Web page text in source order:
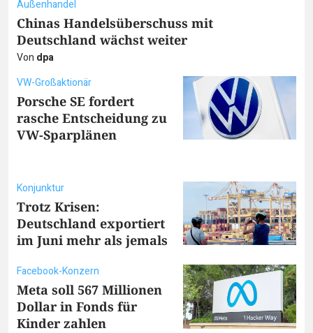
Außenhandel
Chinas Handelsüberschuss mit
Deutschland wächst weiter
Von dpa
VW-Großaktionär
Porsche SE fordert
rasche Entscheidung zu
VW-Sparplänen
Konjunktur
Trotz Krisen:
Deutschland exportiert
im Juni mehr als jemals
Facebook-Konzern
Meta soll 567 Millionen
Dollar in Fonds für
Kinder zahlen